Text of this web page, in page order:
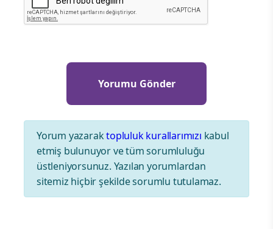
Yorum yazaraktopluluk kurallarımızı kabul
etmiş bulunuyor ve tüm sorumluluğu
üstleniyorsunuz. Yazılan yorumlardan
sitemiz hiçbir şekilde sorumlu tutulamaz.